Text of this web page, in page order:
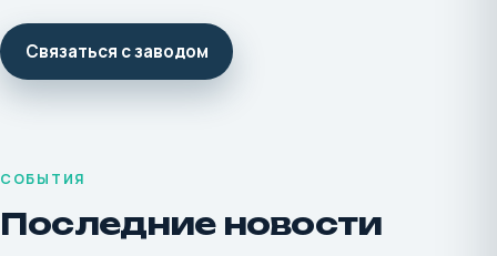
Связаться с заводом
СОБЫТИЯ
Последние новости